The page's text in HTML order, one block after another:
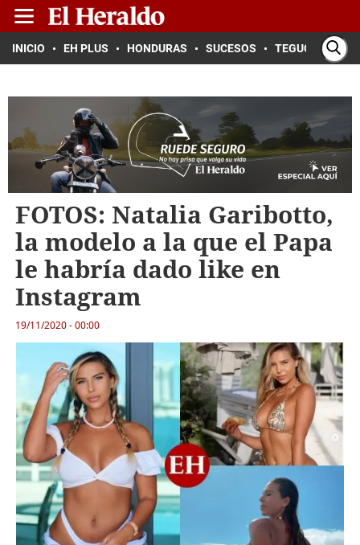
INICIO EH PLUS HONDURAS SUCESOS TEGUCIGALPA
FOTOS: Natalia Garibotto,
la modelo a la que el Papa
le habría dado like en
Instagram
19/11/2020 - 00:00